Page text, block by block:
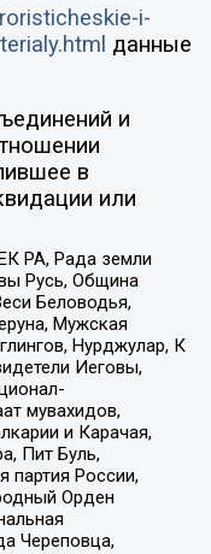
i-
данные
и
в
или
РА, Рада земли
Русь, Община
Беловодья,
Мужская
Нурджулар, К
Иеговы,
мувахидов,
и Карачая,
Пит Буль,
партия России,
Орден
Череповца,